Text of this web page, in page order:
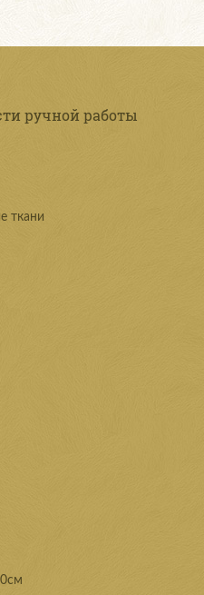
ручной работы
ткани